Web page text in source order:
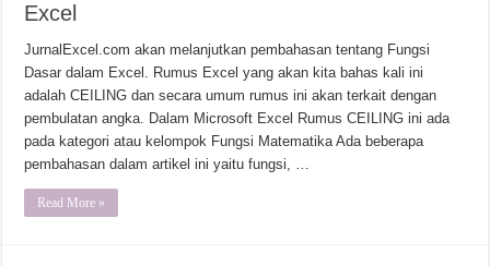
Excel
JurnalExcel.com akan melanjutkan pembahasan tentang Fungsi
Dasar dalam Excel. Rumus Excel yang akan kita bahas kali ini
adalah CEILING dan secara umum rumus ini akan terkait dengan
pembulatan angka. Dalam Microsoft Excel Rumus CEILING ini ada
pada kategori atau kelompok Fungsi Matematika Ada beberapa
pembahasan dalam artikel ini yaitu fungsi, …
Read More »